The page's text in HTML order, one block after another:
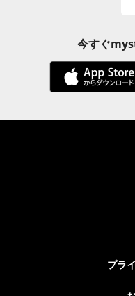
今すぐ
プラ